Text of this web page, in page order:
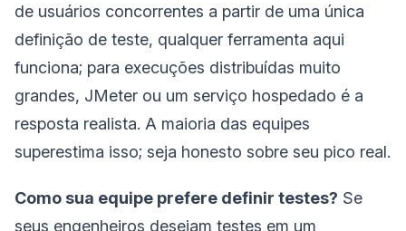
de usuários concorrentes a partir de uma única
definição de teste, qualquer ferramenta aqui
funciona; para execuções distribuídas muito
grandes, JMeter ou um serviço hospedado é a
resposta realista. A maioria das equipes
superestima isso; seja honesto sobre seu pico real.
Como sua equipe prefere definir testes? Se
seus engenheiros desejam testes em um